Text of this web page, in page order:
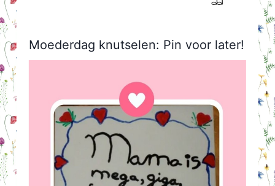
Moederdag knutselen: Pin voor later!